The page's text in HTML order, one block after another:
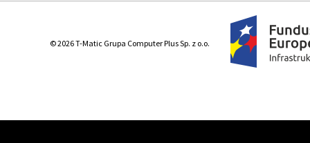
© 2026 T-Matic Grupa Computer Plus Sp. z o.o.